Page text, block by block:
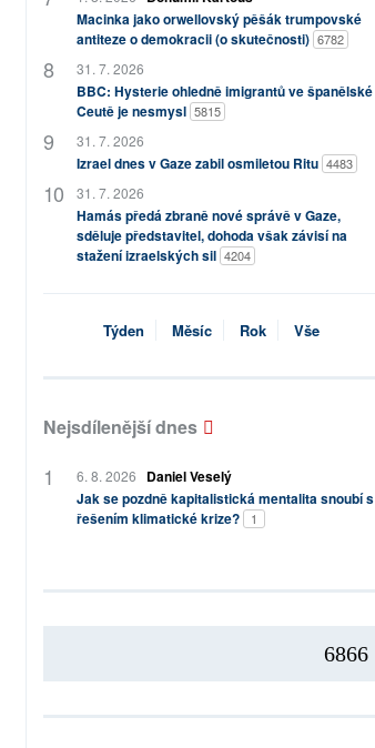
Macinka jako orwellovský pěšák trumpovské
antiteze o demokracii (o skutečnosti) 6782
31. 7. 2026
BBC: Hysterie ohledně imigrantů ve španělské
Ceutě je nesmysl 5815
31. 7. 2026
Izrael dnes v Gaze zabil osmiletou Ritu 4483
31. 7. 2026
Hamás předá zbraně nové správě v Gaze,
sděluje představitel, dohoda však závisí na
stažení izraelských sil 4204
Týden Měsíc Rok Vše
Nejsdílenější dnes
6. 8. 2026
Daniel Veselý
Jak se pozdně kapitalistická mentalita snoubí s
řešením klimatické krize?
1
6866